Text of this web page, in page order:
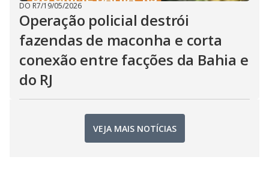
DO R7/19/05/2026
Operação policial destrói
fazendas de maconha e corta
conexão entre facções da Bahia e
do RJ
VEJA MAIS NOTÍCIAS